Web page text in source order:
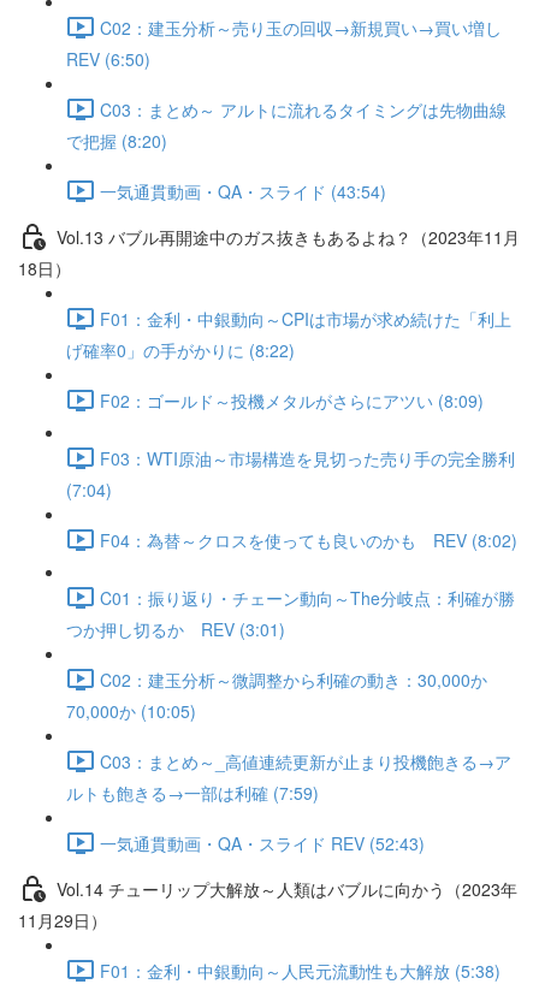
C02：建玉分析～売り玉の回収→新規買い→買い増し
REV (6:50)
C03：まとめ～ アルトに流れるタイミングは先物曲線
で把握 (8:20)
一気通貫動画・QA・スライド (43:54)
Vol.13 バブル再開途中のガス抜きもあるよね？（2023年11月
18日）
F01：金利・中銀動向～CPIは市場が求め続けた「利上
げ確率0」の手がかりに (8:22)
F02：ゴールド～投機メタルがさらにアツい (8:09)
F03：WTI原油～市場構造を見切った売り手の完全勝利
(7:04)
F04：為替～クロスを使っても良いのかも REV (8:02)
C01：振り返り・チェーン動向～The分岐点：利確が勝
つか押し切るか REV (3:01)
C02：建玉分析～微調整から利確の動き：30,000か
70,000か (10:05)
C03：まとめ～_高値連続更新が止まり投機飽きる→ア
ルトも飽きる→一部は利確 (7:59)
一気通貫動画・QA・スライド REV (52:43)
Vol.14 チューリップ大解放～人類はバブルに向かう（2023年
11月29日）
F01：金利・中銀動向～人民元流動性も大解放 (5:38)